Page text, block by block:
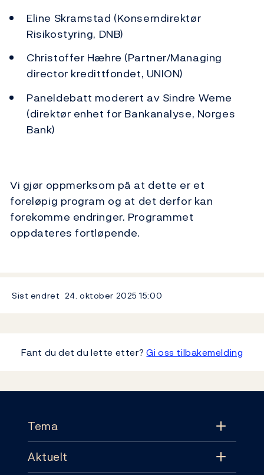
Eline Skramstad (Konserndirektør
Risikostyring, DNB)
Christoffer Hæhre (Partner/Managing
director kredittfondet, UNION)
Paneldebatt moderert av Sindre Weme
(direktør enhet for Bankanalyse, Norges
Bank)
Vi gjør oppmerksom på at dette er et
foreløpig program og at det derfor kan
forekomme endringer. Programmet
oppdateres fortløpende.
Sist endret 24. oktober 202515:00
Fant du det du lette etter?Gi oss tilbakemelding
Tema
Tema
Aktuelt